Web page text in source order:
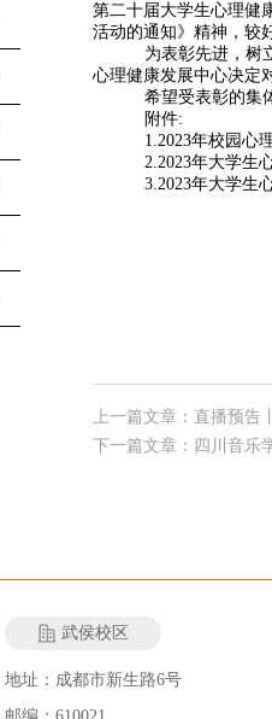
第二十届大学生心理健
活动的通知》精神，较
为表彰先进，树
心理健康发展中心决定
希望受表彰的集
附件:
1.2023年校园心
2.2023年大学生
3.2023年大学生
上一篇文章：直播预告
下一篇文章：四川音乐
武侯校区
地址：成都市新生路6号